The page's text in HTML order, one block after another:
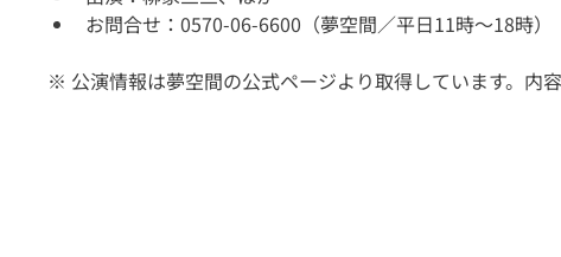
お問合せ：0570-06-6600（夢空間／平日11時〜18時）
※ 公演情報は夢空間の公式ページより取得しています。内